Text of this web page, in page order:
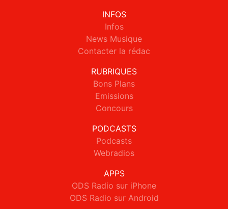
INFOS
Infos
News Musique
Contacter la rédac
RUBRIQUES
Bons Plans
Emissions
Concours
PODCASTS
Podcasts
Webradios
APPS
ODS Radio sur iPhone
ODS Radio sur Android